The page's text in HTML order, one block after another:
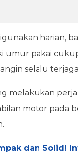
harian,
umur pakai
selalu
melakukan
motor pada
dan Solid!